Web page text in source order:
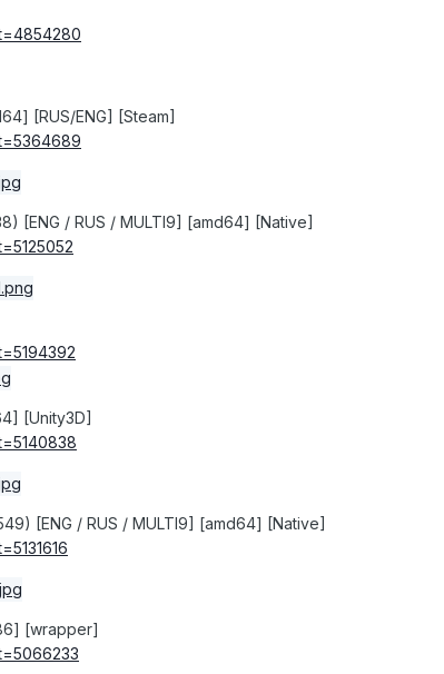
=4854280
[RUS/ENG] [Steam]
=5364689
[ENG / RUS / MULTI9] [amd64] [Native]
=5125052
=5194392
[Unity3D]
=5140838
[ENG / RUS / MULTI9] [amd64] [Native]
=5131616
[wrapper]
=5066233